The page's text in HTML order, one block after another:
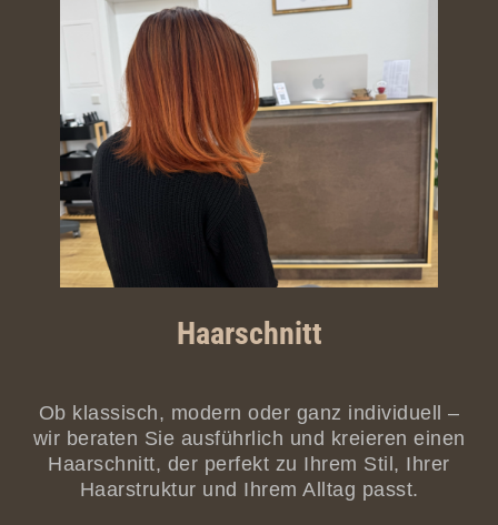
Haarschnitt
Ob klassisch, modern oder ganz individuell –
wir beraten Sie ausführlich und kreieren einen
Haarschnitt, der perfekt zu Ihrem Stil, Ihrer
Haarstruktur und Ihrem Alltag passt.